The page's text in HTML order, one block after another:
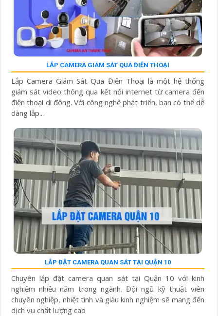
LẮP CAMERA GIÁM SÁT QUA ĐIỆN THOẠI
Lắp Camera Giám Sát Qua Điện Thoại là một hệ thống
giám sát video thông qua kết nối internet từ camera đến
điện thoại di động. Với công nghệ phát triển, bạn có thể dễ
dàng lắp...
LẮP ĐẶT CAMERA QUAN SÁT TẠI QUẬN 10
Chuyên lắp đặt camera quan sát tại Quận 10 với kinh
nghiệm nhiều năm trong ngành. Đội ngũ kỹ thuật viên
chuyên nghiệp, nhiệt tình và giàu kinh nghiệm sẽ mang đến
dịch vụ chất lượng cao